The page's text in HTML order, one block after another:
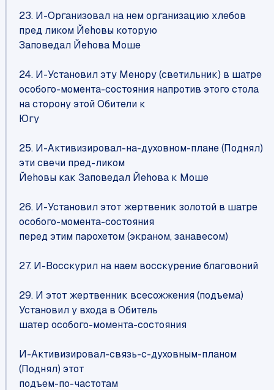
23. И-Организовал на нем организацию хлебов
пред ликом Йеhовы которую
Заповедал Йеhова Моше
24. И-Установил эту Менору (светильник) в шатре
особого-момента-состояния напротив этого стола
на сторону этой Обители к
Югу
25. И-Активизировал-на-духовном-плане (Поднял)
эти свечи пред-ликом
Йеhовы как Заповедал Йеhова к Моше
26. И-Установил этот жертвеник золотой в шатре
особого-момента-состояния
перед этим парохетом (экраном, занавесом)
27. И-Восскурил на наем восскурение благовоний
29. И этот жертвенник всесожжения (подъема)
Установил у входа в Обитель
шатер особого-момента-состояния
И-Активизировал-связь-с-духовным-планом
(Поднял) этот
подъем-по-частотам